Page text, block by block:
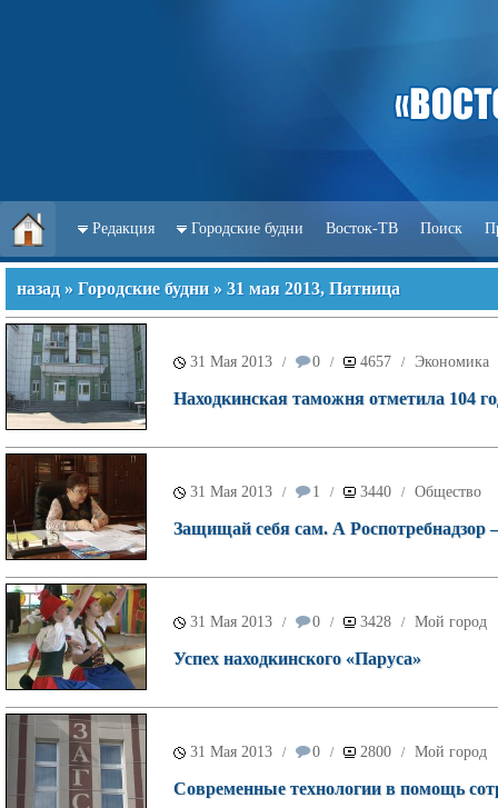
Редакция Городские будни Восток-ТВ Поиск
назад » Городские будни » 31 мая 2013, Пятница
31 Мая 2013 / 0 / 4657 / Экономика
Находкинская таможня отметила 104
31 Мая 2013 / 1 / 3440 / Общество
Защищай себя сам. А
31 Мая 2013 / 0 / 3428 / Мой город
Успех находкинского «Паруса»
31 Мая 2013 / 0 / 2800 / Мой город
Современные технологии в помощь